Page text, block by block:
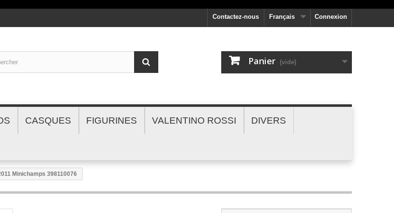
Connexion
Français
Contactez-nous
Panier (vide)
CASQUES FIGURINES VALENTINO ROSSI DIVERS
Minichamps 398110076